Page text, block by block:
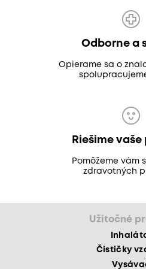
Odborne a
Opierame sa o
Riešime
Pomôžeme vám
zdravotných
Užitočné
Čističky